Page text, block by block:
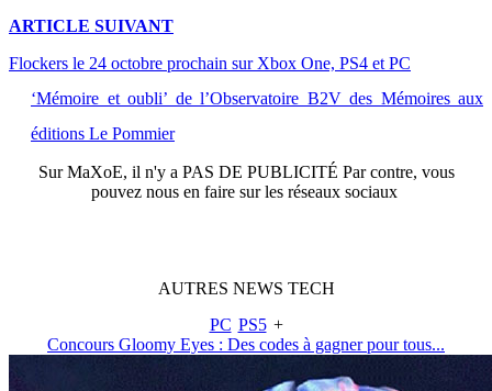
ARTICLE SUIVANT
Flockers le 24 octobre prochain sur Xbox One, PS4 et PC
‘Mémoire et oubli’ de l’Observatoire B2V des Mémoires aux
éditions Le Pommier
SurMaXoE, il n'y a PAS DE PUBLICITÉ Par contre, vous
pouvez nous en faire sur les réseaux sociaux
AUTRES NEWS TECH
PC PS5 +
Concours Gloomy Eyes : Des codes à gagner pour tous...